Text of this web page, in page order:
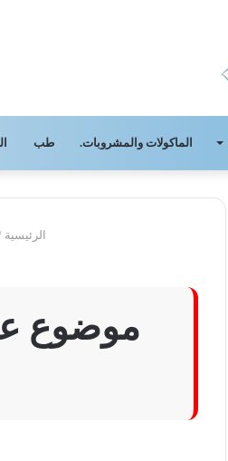
الماكولات والمشروبات. طب
الرئيسية
موضوع